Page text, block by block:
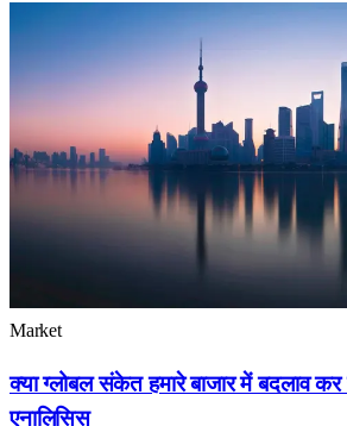
Market
क्या ग्लोबल संकेत हमारे बाजार में बदलाव
एनालिसिस